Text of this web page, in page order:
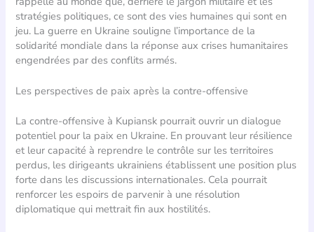
stratégies politiques, ce sont des vies humaines qui sont en
jeu. La guerre en Ukraine souligne l’importance de la
solidarité mondiale dans la réponse aux crises humanitaires
engendrées par des conflits armés.
Les perspectives de paix après la contre-offensive
La contre-offensive à Kupiansk pourrait ouvrir un dialogue
potentiel pour la paix en Ukraine. En prouvant leur résilience
et leur capacité à reprendre le contrôle sur les territoires
perdus, les dirigeants ukrainiens établissent une position plus
forte dans les discussions internationales. Cela pourrait
renforcer les espoirs de parvenir à une résolution
diplomatique qui mettrait fin aux hostilités.